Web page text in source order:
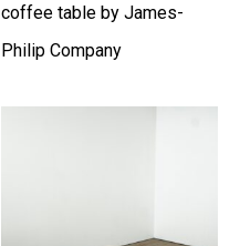
coffee table by James-
Philip Company